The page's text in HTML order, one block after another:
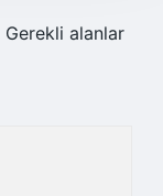
Gerekli alanlar